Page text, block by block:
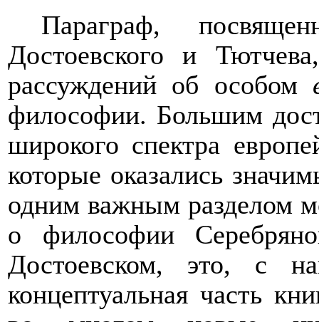
Параграф,
Достоевского и
рассуждений об особом
философии. Большим
широкого спектра
которые оказались
одним важным разделом
о философии
Достоевском, это, с
концептуальная часть